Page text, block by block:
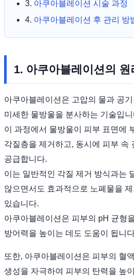
3. 아쿠아블레이션 시술 과정
4. 아쿠아블레이션 후 관리 방
1. 아쿠아블레이션의 원
아쿠아블레이션은 고압의 물과 공
미세한 물방울을 분사하는 기술입니
이 과정에서 물방울이 피부 표면에
각질층을 제거하고, 동시에 피부 속
공급합니다.
이는 일반적인 각질 제거 방식과는
않으면서도 효과적으로 노폐물을 제
있습니다.
아쿠아블레이션은 피부의 pH 균형
방어력을 높이는 데도 도움이 됩니
또한, 아쿠아블레이션은 피부의 혈
생성을 자극하여 피부의 탄력을 높